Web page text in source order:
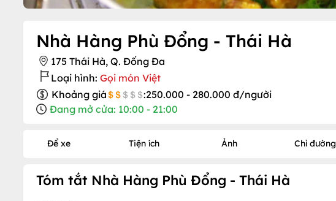
Nhà Hàng Phù Đổng - Thái Hà
175 Thái Hà, Q. Đống Đa
Loại hình: Gọi món Việt
Khoảng giá
:250.000 - 280.000 đ/người
Đang mở cửa: 10:00 - 21:00
Để xe Tiện ích Ảnh Chỉ đường
Tóm tắt Nhà Hàng Phù Đổng - Thái Hà